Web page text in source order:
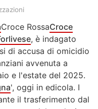
Croce RossaCroce
, è indagato
di accusa di omicidio
avvenuta a
e l'estate del 2025.
', oggi in edicola. I
il trasferimento dal